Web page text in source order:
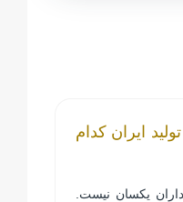
ایران کدام
یکسان نیست.